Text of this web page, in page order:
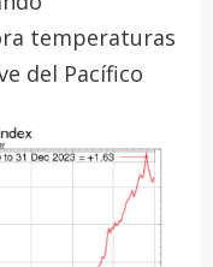
temperaturas
del Pacífico